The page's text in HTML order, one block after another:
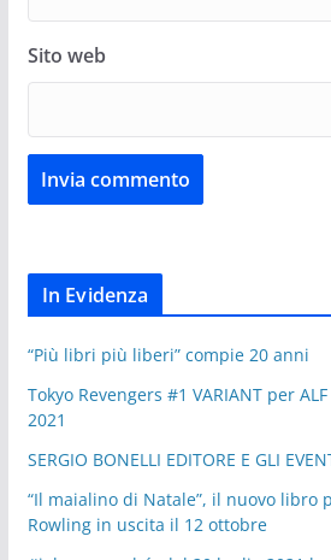
Sito web
In Evidenza
“Più libri più liberi” compie 20 anni
Tokyo Revengers #1 VARIANT per ALF
2021
SERGIO BONELLI EDITORE E GLI
“Il maialino di Natale”, il nuovo libro
Rowling in uscita il 12 ottobre